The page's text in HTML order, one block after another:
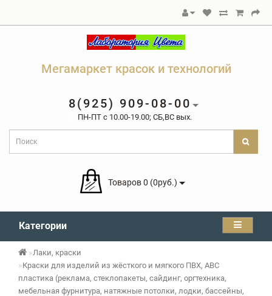
Мегамаркет красок и технологий
8(925) 909-08-00
ПН-ПТ c 10.00-19.00; СБ,ВС вых.
Товаров 0 (0руб.)
Категории
Лаки, краски
Краски для изделий из жёсткого и мягкого ПВХ, ABC
пластика (реклама, стеклопакеты, сайдинг, оргтехника,
мебельная фурнитура, натяжные потолки, лодки, бассейны,